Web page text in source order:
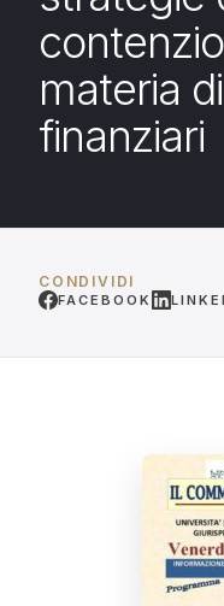
materia
finanziari
CONDIVIDI
FACEBOOK